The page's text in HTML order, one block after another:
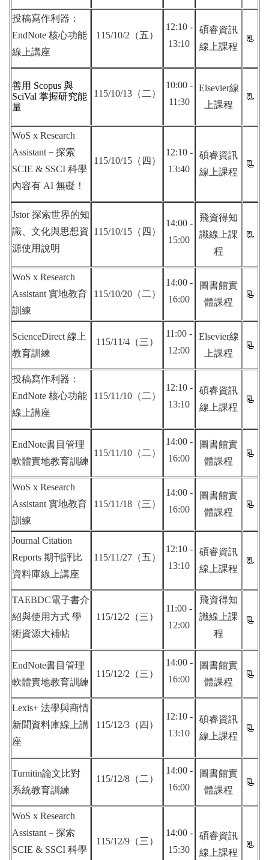
投稿寫作利器：
EndNote 核心功能
線上講座
115/10/2（五）
12:10 -
13:10
碩睿資訊
線上課程
📃
善用 Scopus 與
SciVal 掌握研究能
量
115/10/13（二）
10:00 -
11:30
Elsevier線
上課程
📃
WoS x Research
Assistant－探索
SCIE & SSCI 科學
內容有 AI 無礙！
115/10/15（四）
12:10 -
13:40
碩睿資訊
線上課程
📃
Jstor 探索世界的知
識、文化與思想資
源使用說明
115/10/15（四）
14:00 -
15:00
飛資得知
識線上課
程
📃
WoS x Research
Assistant 實地教育
訓練
115/10/20（二）
14:00 -
16:00
圖書館實
體課程
📃
ScienceDirect 線上
教育訓練
115/11/4（三）
11:00 -
12:00
Elsevier線
上課程
📃
投稿寫作利器：
EndNote 核心功能
線上講座
115/11/10（二）
12:10 -
13:10
碩睿資訊
線上課程
📃
EndNote書目管理
軟體實地教育訓練
115/11/10（二）
14:00 -
16:00
圖書館實
體課程
📃
WoS x Research
Assistant 實地教育
訓練
115/11/18（三）
14:00 -
16:00
圖書館實
體課程
📃
Journal Citation
Reports 期刊評比
資料庫線上講座
115/11/27（五）
12:10 -
13:10
碩睿資訊
線上課程
📃
TAEBDC電子書介
紹與使用方式 學
術資源大補帖
115/12/2（三）
11:00 -
12:00
飛資得知
識線上課
程
📃
EndNote書目管理
軟體實地教育訓練
115/12/2（三）
14:00 -
16:00
圖書館實
體課程
📃
Lexis+ 法學與商情
新聞資料庫線上講
座
115/12/3（四）
12:10 -
13:10
碩睿資訊
線上課程
📃
Turnitin論文比對
系統教育訓練
115/12/8（二）
14:00 -
16:00
圖書館實
體課程
📃
WoS x Research
Assistant－探索
SCIE & SSCI 科學
115/12/9（三）
14:00 -
15:30
碩睿資訊
線上課程
📃